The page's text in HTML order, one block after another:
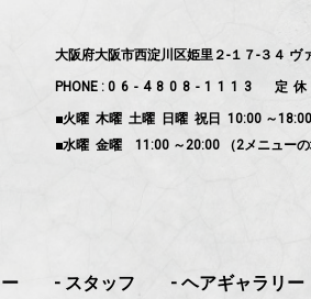
大阪府大阪市西淀川区姫里２-１７-３４ ヴ
PHONE :06-4808-1113 定休
■火曜 木曜 土曜 日曜 祝日 10:00 ～
■水曜 金曜 11:00 ～20:00 （2メニューの
- スタッフ - ヘアギャラリー